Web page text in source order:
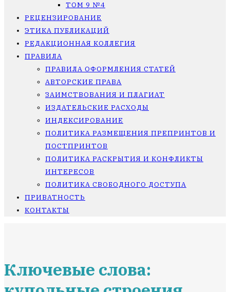
ТОМ 9 №4
РЕЦЕНЗИРОВАНИЕ
ЭТИКА ПУБЛИКАЦИЙ
РЕДАКЦИОННАЯ КОЛЛЕГИЯ
ПРАВИЛА
ПРАВИЛА ОФОРМЛЕНИЯ СТАТЕЙ
АВТОРСКИЕ ПРАВА
ЗАИМСТВОВАНИЯ И ПЛАГИАТ
ИЗДАТЕЛЬСКИЕ РАСХОДЫ
ИНДЕКСИРОВАНИЕ
ПОЛИТИКА РАЗМЕЩЕНИЯ ПРЕПРИНТОВ И
ПОСТПРИНТОВ
ПОЛИТИКА РАСКРЫТИЯ И КОНФЛИКТЫ
ИНТЕРЕСОВ
ПОЛИТИКА СВОБОДНОГО ДОСТУПА
ПРИВАТНОСТЬ
КОНТАКТЫ
Ключевые слова: